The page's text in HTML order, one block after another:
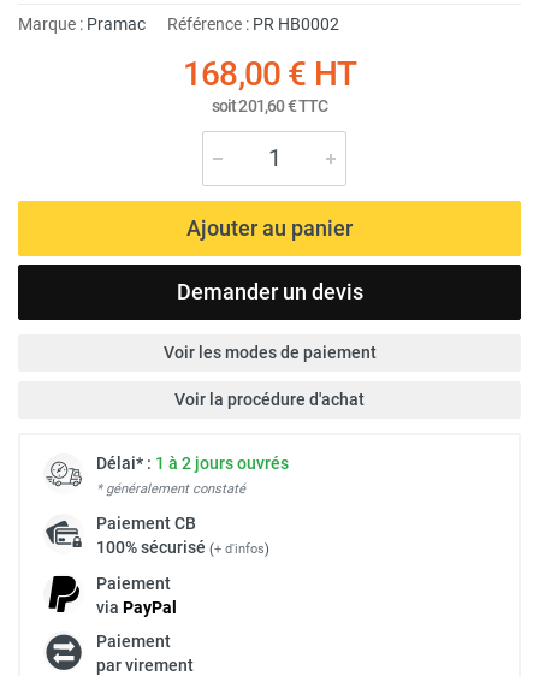
Marque : Pramac Référence : PR HB0002
168,00 € HT
soit201,60 €TTC
Ajouter au panier
Demander un devis
Voir les modes de paiement
Voir la procédure d'achat
Délai* : 1 à 2 jours ouvrés
* généralement constaté
PaiementCB
100% sécurisé (+ d'infos)
Paiement
via PayPal
Paiement
par virement